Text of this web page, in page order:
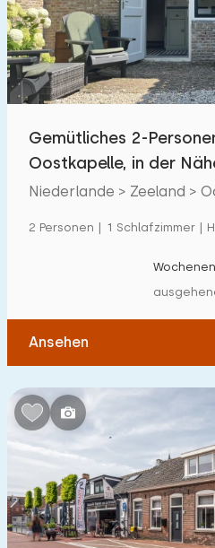
Schwimmbad
Eingezäunter Garten
Haustierfrei
Ladestation Auto
€ 0 — €
Schlafzimmern:
1 2 4
Badezimmer:
1 2 3 4
Gemütliches 2-
Oostkapelle, in der
Wald
Niederlande > Zeeland >
2 Personen | 1 Schlafzimmer |
Ansehen